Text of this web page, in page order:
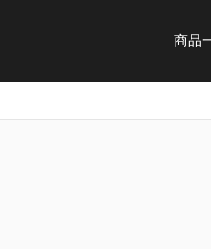
商品